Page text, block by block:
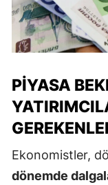
PIYASA
Ekonomistler,
dönemde